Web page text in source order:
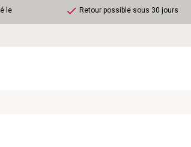
le
check Retour possible sous 30 jours